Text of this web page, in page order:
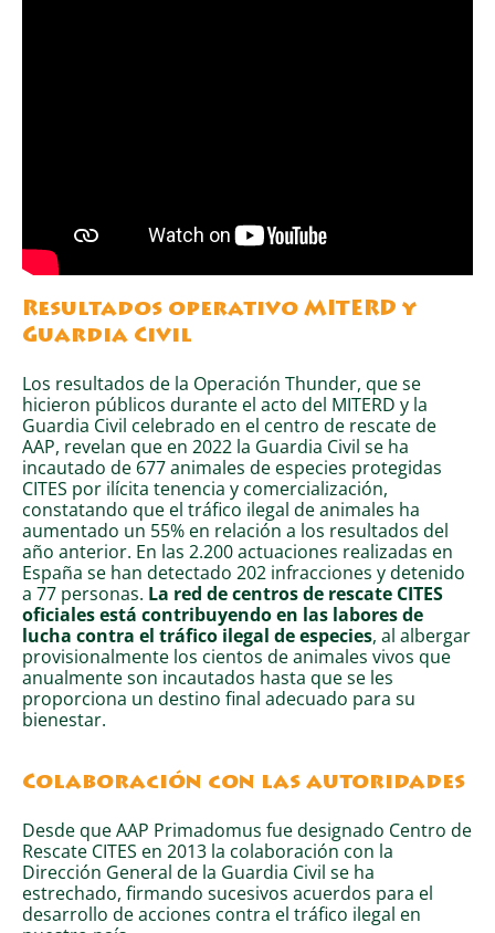
Resultados operativo MITERD y
Guardia Civil
Los resultados de la Operación Thunder, que se
hicieron públicos durante el acto del MITERD y la
Guardia Civil celebrado en el centro de rescate de
AAP, revelan que en 2022 la Guardia Civil se ha
incautado de 677 animales de especies protegidas
CITES por ilícita tenencia y comercialización,
constatando que el tráfico ilegal de animales ha
aumentado un 55% en relación a los resultados del
año anterior. En las 2.200 actuaciones realizadas en
España se han detectado 202 infracciones y detenido
a 77 personas. La red de centros de rescate CITES
oficiales está contribuyendo en las labores de
lucha contra el tráfico ilegal de especies, al albergar
provisionalmente los cientos de animales vivos que
anualmente son incautados hasta que se les
proporciona un destino final adecuado para su
bienestar.
Colaboración con las autoridades
Desde que AAP Primadomus fue designado Centro de
Rescate CITES en 2013 la colaboración con la
Dirección General de la Guardia Civil se ha
estrechado, firmando sucesivos acuerdos para el
desarrollo de acciones contra el tráfico ilegal en